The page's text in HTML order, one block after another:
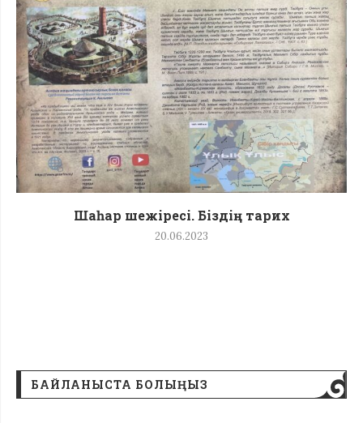
Шаһар шежіресі. Біздің тарих
20.06.2023
БАЙЛАНЫСТА БОЛЫҢЫЗ